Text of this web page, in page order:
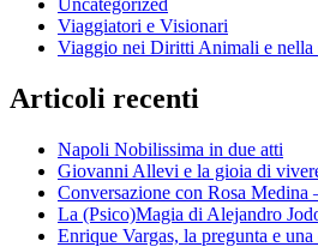
Uncategorized
Viaggiatori e Visionari
Viaggio nei Diritti Animali e nella
Articoli recenti
Napoli Nobilissima in due atti
Giovanni Allevi e la gioia di
Conversazione con Rosa Medina
La (Psico)Magia di Alejandro
Enrique Vargas, la pregunta e